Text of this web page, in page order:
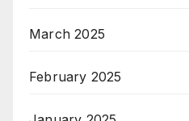
March 2025
February 2025